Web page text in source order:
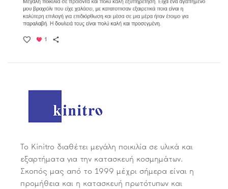
Το Kinitro διαθέτει μεγάλη ποικιλία σε υλικά και
εξαρτήματα για την κατασκευή κοσμημάτων.
Σκοπός μας από το 1999 μέχρι σήμερα είναι η
προμήθεια και η κατασκευή πρωτότυπων και